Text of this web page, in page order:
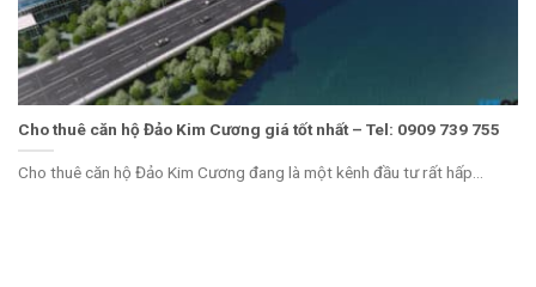
Cho thuê căn hộ Đảo Kim Cương giá tốt nhất – Tel: 0909 739 755
Cho thuê căn hộ Đảo Kim Cương đang là một kênh đầu tư rất hấp...